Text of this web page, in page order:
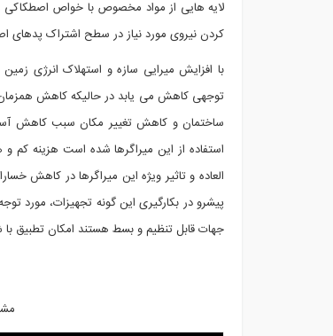
لایه هایی از مواد مخصوص با خواص اصطکاکی
کردن نیروی مورد نیاز در سطح اشتراک
با افزایش میرایی سازه و استهلاک انرژی
توجهی کاهش می یابد در حالیکه کاهش
ساختمان و کاهش تغییر مکان سبب کاهش آسیب
استفاده از این میراگرها شده است هزینه کم
پیشرو در بکارگیری این گونه تجهیزات، مورد
جهات قابل تنظیم و بسط هستند امکان تطبیق